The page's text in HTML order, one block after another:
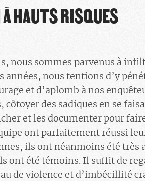
HAUTS RISQUES
nous sommes parvenus à
années, nous tentions d’y
et d’aplomb à nos
côtoyer des sadiques en se
et les documenter pour
ont parfaitement réussi
ils ont néanmoins été très
ont été témoins. Il suffit de
de violence et d’imbécillité